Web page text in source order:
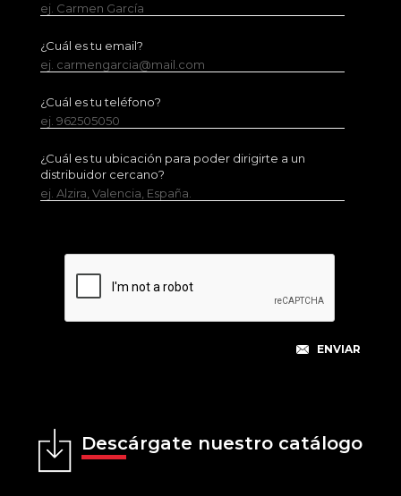
ej. Carmen García
¿Cuál es tu email?
ej. carmengarcia@mail.com
¿Cuál es tu teléfono?
ej. 962505050
¿Cuál es tu ubicación para poder dirigirte a un
distribuidor cercano?
ej. Alzira, Valencia, España.
Descárgate nuestro catálogo